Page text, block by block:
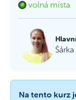
volná místa
Na tento kurz